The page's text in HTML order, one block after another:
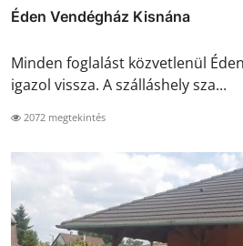
Éden Vendégház Kisnána
Minden foglalást közvetlenül
igazol vissza. A szálláshely sza...
2072 megtekintés